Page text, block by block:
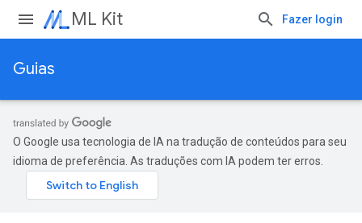
ML Kit Fazer login
Guias
O Google usa tecnologia de IA na tradução de conteúdos para seu
idioma de preferência. As traduções com IA podem ter erros.